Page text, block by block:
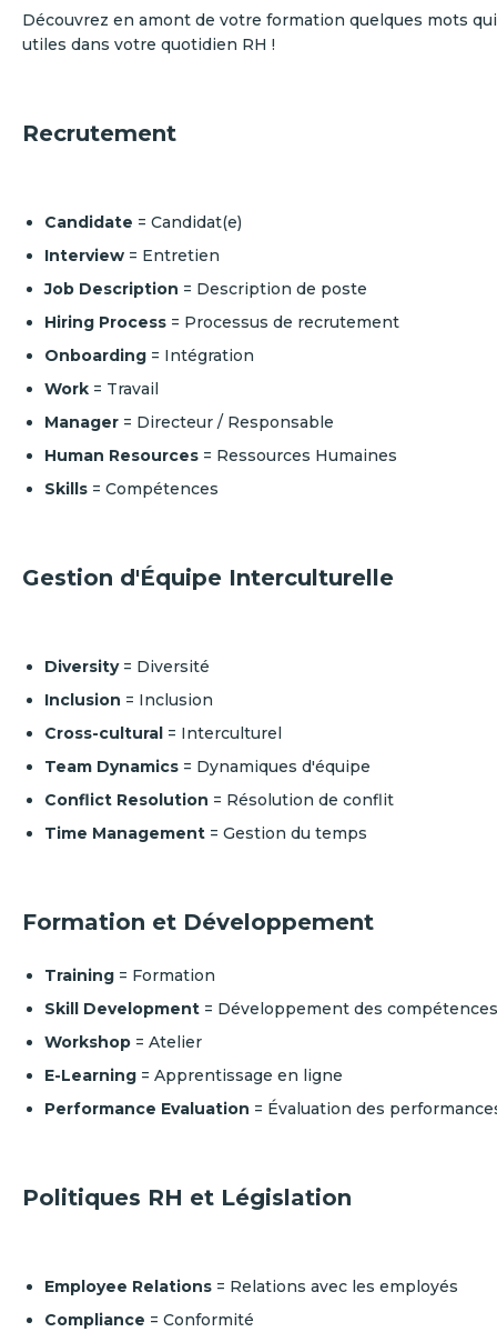
Découvrez en amont de votre formation quelques mots
utiles dans votre quotidien RH !
Recrutement
Candidate = Candidat(e)
Interview = Entretien
Job Description = Description de poste
Hiring Process = Processus de recrutement
Onboarding = Intégration
Work = Travail
Manager = Directeur / Responsable
Human Resources = Ressources Humaines
Skills = Compétences
Gestion d'Équipe Interculturelle
Diversity = Diversité
Inclusion = Inclusion
Cross-cultural = Interculturel
Team Dynamics = Dynamiques d'équipe
Conflict Resolution = Résolution de conflit
Time Management = Gestion du temps
Formation et Développement
Training = Formation
Skill Development = Développement des compétences
Workshop = Atelier
E-Learning = Apprentissage en ligne
Performance Evaluation = Évaluation des
Politiques RH et Législation
Employee Relations = Relations avec les employés
Compliance = Conformité